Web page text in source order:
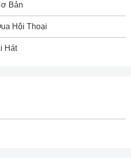
Bản
Hội Thoại
Hát